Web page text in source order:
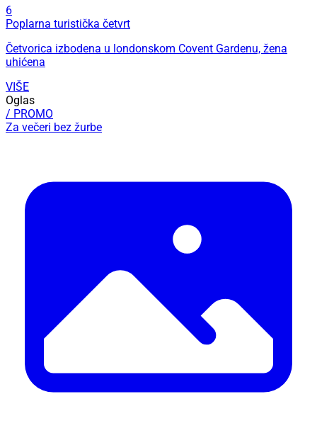
6
Poplarna turistička četvrt
Četvorica izbodena u londonskom Covent Gardenu, žena
uhićena
VIŠE
Oglas
/ PROMO
Za večeri bez žurbe